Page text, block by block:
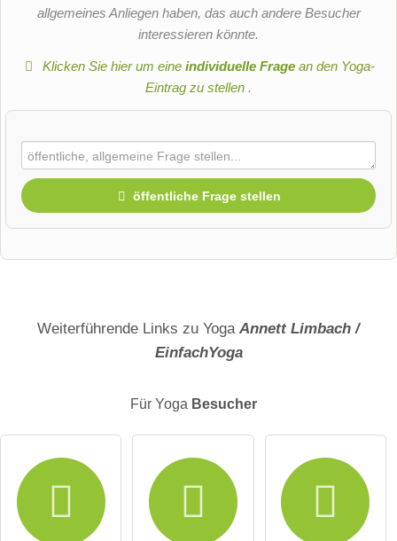
allgemeines Anliegen haben, das auch andere Besucher
interessieren könnte.
Klicken Sie hier um eineindividuelle Frage an den Yoga-
Eintrag zu stellen .
öffentliche Frage stellen
Hiermit akzeptiere ich die .
Die Datenschutzerklärunghabe ich zur Kenntnis genommen.
Weiterführende Links zu Yoga Annett Limbach /
EinfachYoga
Für Yoga Besucher